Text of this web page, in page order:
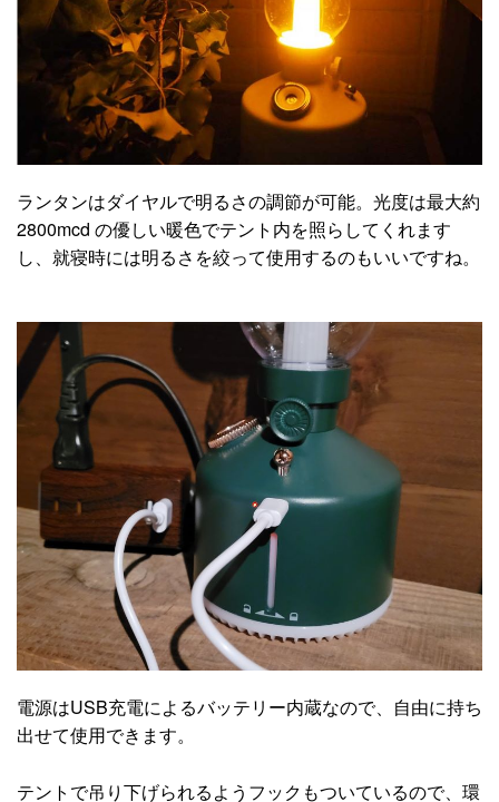
ランタンはダイヤルで明るさの調節が可能。光度は最大約
2800mcd の優しい暖色でテント内を照らしてくれます
し、就寝時には明るさを絞って使用するのもいいですね。
電源はUSB充電によるバッテリー内蔵なので、自由に持ち
出せて使用できます。
テントで吊り下げられるようフックもついているので、環